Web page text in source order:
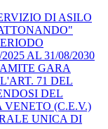
DI ASILO
AL 31/08/2030
GARA
71 DEL
DEL
VENETO (C.E.V.)
UNICA DI